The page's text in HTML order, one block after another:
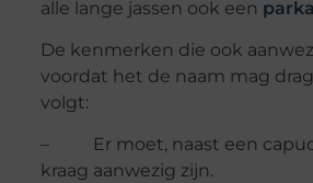
alle lange jassen ook een parka
De kenmerken die ook
voordat het de naam mag
volgt:
– Er moet, naast een
kraag aanwezig zijn.